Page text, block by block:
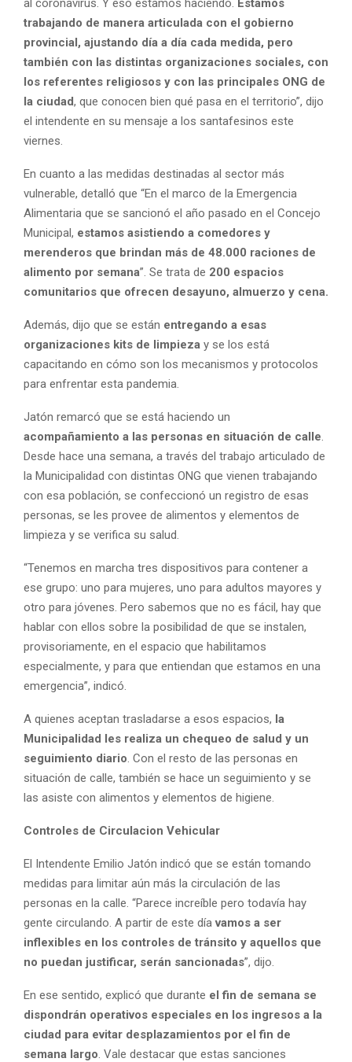
trabajando de manera articulada con el gobierno
provincial, ajustando día a día cada medida, pero
también con las distintas organizaciones sociales, con
los referentes religiosos y con las principales ONG de
la ciudad, que conocen bien qué pasa en el territorio”, dijo
el intendente en su mensaje a los santafesinos este
viernes.
En cuanto a las medidas destinadas al sector más
vulnerable, detalló que “En el marco de la Emergencia
Alimentaria que se sancionó el año pasado en el Concejo
Municipal, estamos asistiendo a comedores y
merenderos que brindan más de 48.000 raciones de
alimento por semana”. Se trata de 200 espacios
comunitarios que ofrecen desayuno, almuerzo y cena.
Además, dijo que se están entregando a esas
organizaciones kits de limpieza y se los está
capacitando en cómo son los mecanismos y protocolos
para enfrentar esta pandemia.
Jatón remarcó que se está haciendo un
acompañamiento a las personas en situación de calle
Desde hace una semana, a través del trabajo articulado de
la Municipalidad con distintas ONG que vienen trabajando
con esa población, se confeccionó un registro de esas
personas, se les provee de alimentos y elementos de
limpieza y se verifica su salud.
“Tenemos en marcha tres dispositivos para contener a
ese grupo: uno para mujeres, uno para adultos mayores y
otro para jóvenes. Pero sabemos que no es fácil, hay que
hablar con ellos sobre la posibilidad de que se instalen,
provisoriamente, en el espacio que habilitamos
especialmente, y para que entiendan que estamos en una
emergencia”, indicó.
A quienes aceptan trasladarse a esos espacios, la
Municipalidad les realiza un chequeo de salud y un
seguimiento diario . Con el resto de las personas en
situación de calle, también se hace un seguimiento y se
las asiste con alimentos y elementos de higiene.
Controles de Circulacion Vehicular
El Intendente Emilio Jatón indicó que se están tomando
medidas para limitar aún más la circulación de las
personas en la calle. “Parece increíble pero todavía hay
gente circulando. A partir de este díavamos a ser
inflexibles en los controles de tránsito y aquellos que
no puedan justificar, serán sancionadas”, dijo.
En ese sentido, explicó que durante el fin de semana se
dispondrán operativos especiales en los ingresos a la
ciudad para evitar desplazamientos por el fin de
semana largo . Vale destacar que estas sanciones